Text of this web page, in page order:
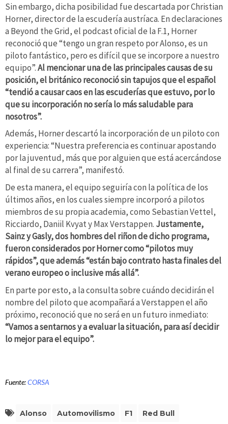
Sin embargo, dicha posibilidad fue descartada por Christian
Horner, director de la escudería austríaca. En declaraciones
a Beyond the Grid, el podcast oficial de la F.1, Horner
reconoció que “tengo un gran respeto por Alonso, es un
piloto fantástico, pero es difícil que se incorpore a nuestro
equipo”.Al mencionar una de las principales causas de su
posición, el británico reconoció sin tapujos que el español
“tendió a causar caos en las escuderías que estuvo, por lo
que su incorporación no sería lo más saludable para
nosotros”.
Además, Horner descartó la incorporación de un piloto con
experiencia: “Nuestra preferencia es continuar apostando
por la juventud, más que por alguien que está acercándose
al final de su carrera”, manifestó.
De esta manera, el equipo seguiría con la política de los
últimos años, en los cuales siempre incorporó a pilotos
miembros de su propia academia, como Sebastian Vettel,
Ricciardo, Daniil Kvyat y Max Verstappen. Justamente,
Sainz y Gasly, dos hombres del riñon de dicho programa,
fueron considerados por Horner como “pilotos muy
rápidos”, que además “están bajo contrato hasta finales del
verano europeo o inclusive más allá”.
En parte por esto, a la consulta sobre cuándo decidirán el
nombre del piloto que acompañará a Verstappen el año
próximo, reconoció que no será en un futuro inmediato:
“Vamos a sentarnos y a evaluar la situación, para así decidir
lo mejor para el equipo”.
Fuente:CORSA
Alonso Automovilismo F1 Red Bull